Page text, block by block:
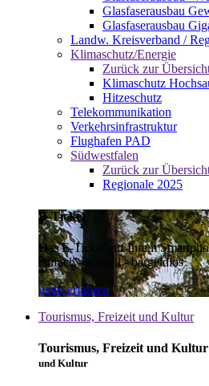
Glasfaserausbau
Glasfaserausbau
Landw. Kreisverband /
Klimaschutz/Energie
Zurück zur
Klimaschutz
Hitzeschutz
Telekommunikation
Verkehrsinfrastruktur
Flughafen PAD
Südwestfalen
Zurück zur
Regionale 2025
E-Ticket
Das E-Ticket auf Ihrem
einfach - schnell - bargeldlos
mehr erfahren
Tourismus, Freizeit und Kultur
Tourismus, Freizeit und Kultur
und Kultur